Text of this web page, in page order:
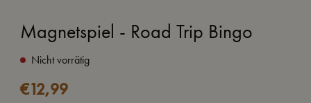
Magnetspiel - Road Trip Bingo
Nicht vorrätig
€12,99